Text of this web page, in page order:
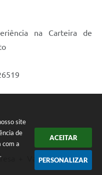
site
de
com a
.
ACEITAR
PERSONALIZAR
na Carteira de
+ Vale transporte +